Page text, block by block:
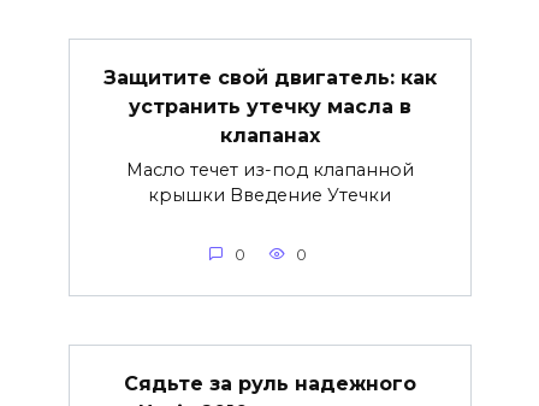
Защитите свой двигатель: как
устранить утечку масла в
клапанах
Масло течет из-под клапанной
крышки Введение Утечки
0 0
Сядьте за руль надежного